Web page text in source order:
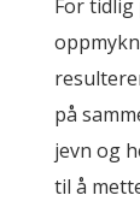
For
på
jevn og
til å